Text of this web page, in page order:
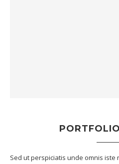
Sed ut perspiciatis unde omnis